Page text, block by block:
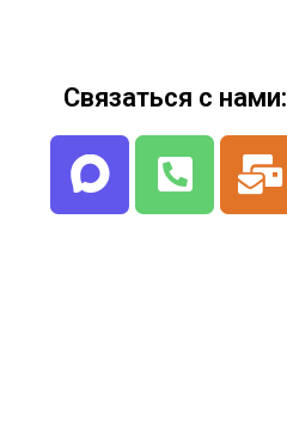
Связаться с нами: